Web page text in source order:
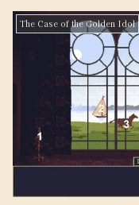
The Case of the Golden Idol